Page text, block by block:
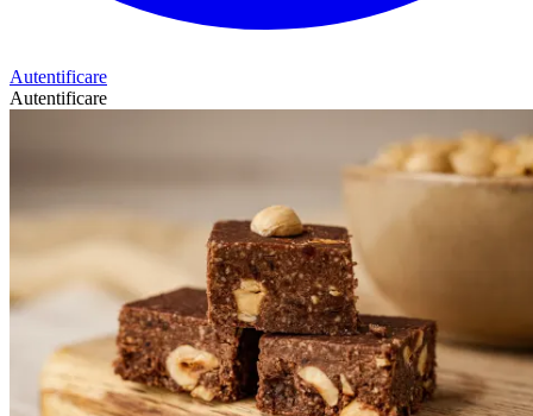
Autentificare
Autentificare